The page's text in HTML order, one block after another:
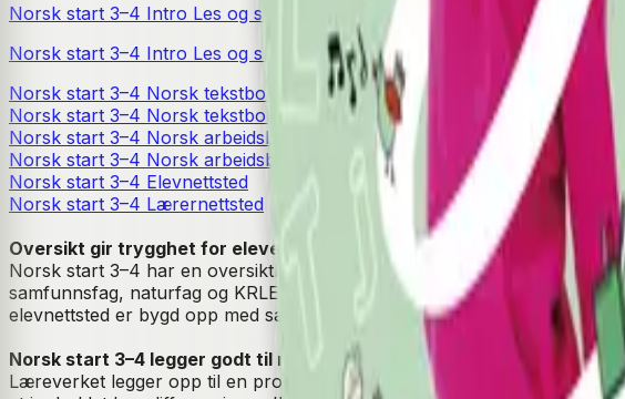
Norsk start 3–4 Intro Les og skriv nynorsk
Norsk start 3–4 Intro Les og skriv Lærerveiledning
Norsk start 3–4 Norsk tekstbok bokmål
Norsk start 3–4 Norsk tekstbok nynorsk
Norsk start 3–4 Norsk arbeidsbok bokmål
Norsk start 3–4 Norsk arbeidsbok nynorsk
Norsk start 3–4 Elevnettsted
Norsk start 3–4 Lærernettsted
Oversikt gir trygghet for elevene
Norsk start 3–4 har en oversiktlig struktur med 21 temabaserte
samfunnsfag, naturfag og KRLE. Elevene bygger et ordforråd på
elevnettsted er bygd opp med samme struktur. Det gir oversikt og
Norsk start 3–4 legger godt til rette for differensiering
Læreverket legger opp til en progresjon der tema og innhold gradvis